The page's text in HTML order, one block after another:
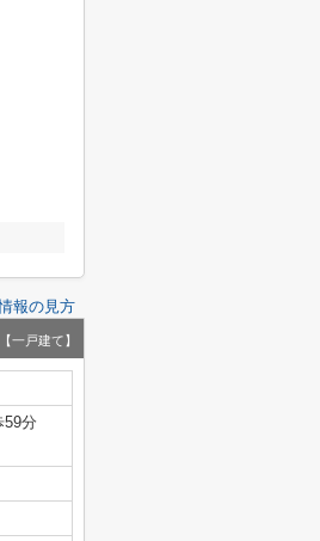
報の見方
【一戸建て】
59分